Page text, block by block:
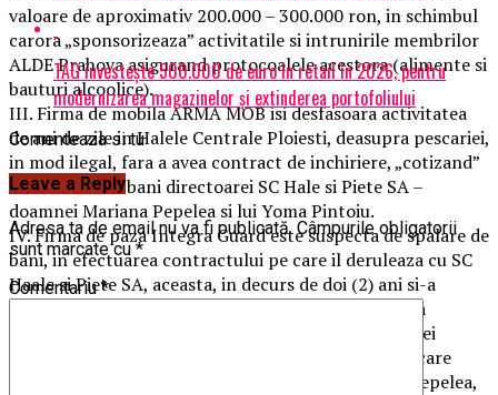
valoare de aproximativ 200.000 – 300.000 ron, in schimbul
carora „sponsorizeaza” activitatile si intrunirile membrilor
ALDE Prahova asigurand protocoalele acestora (alimente si
bauturi alcoolice).
III. Firma de mobila ARMA MOB isi desfasoara activitatea
de ani de zile in Halele Centrale Ploiesti, deasupra pescariei,
in mod ilegal, fara a avea contract de inchiriere, „cotizand”
lunar sume de bani directoarei SC Hale si Piete SA –
doamnei Mariana Pepelea si lui Yoma Pintoiu.
IV. Firma de paza Integra Guard este suspecta de spalare de
bani, in efectuarea contractului pe care il deruleaza cu SC
Haale si Piete SA, aceasta, in decurs de doi (2) ani si-a
schimbat de (3) trei ori numele firmei. Isi desfasoara
activitatea cu un numar mai mic de angajati decat cei
specificati in contract, avand si angajati fictivi, Cei care
primesc lunar bani din acesta firma sunt Mariana Pepelea,
TAG investește 500.000 de euro în retail în 2026, pentru
modernizarea magazinelor și extinderea portofoliului
Comenteaza si tu
Leave a Reply
Adresa ta de email nu va fi publicată. Câmpurile obligatorii
sunt marcate cu*
Comentariu*